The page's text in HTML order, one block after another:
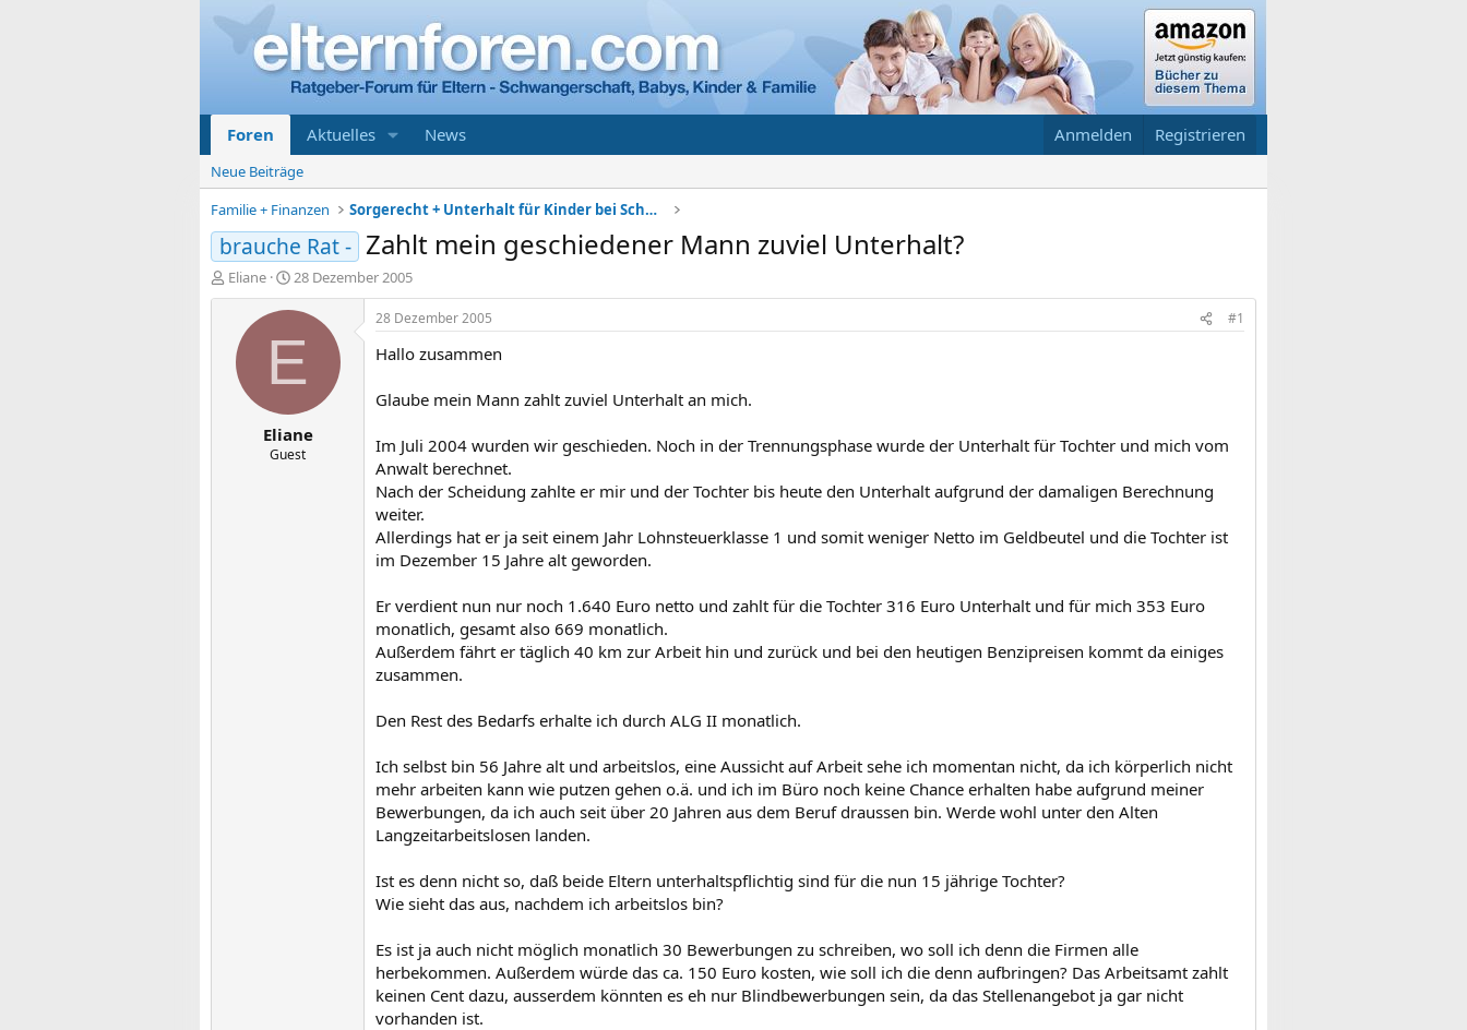
Foren Aktuelles News Anmelden Registrieren
Neue Beiträge
Familie + Finanzen
Sorgerecht + Unterhalt für Kinder bei Scheidung
brauche Rat - Zahlt mein geschiedener Mann zuviel Unterhalt?
E
r
Eliane
E
r
s
e
l
t
a
m
28 Dezember 2005
E
Eliane
Guest
28 Dezember 2005 #1
Hallo zusammen
Glaube mein Mann zahlt zuviel Unterhalt an mich.
Im Juli 2004 wurden wir geschieden. Noch in der Trennungsphase wurde der Unterhalt für Tochter und mich vom
Anwalt berechnet.
Nach der Scheidung zahlte er mir und der Tochter bis heute den Unterhalt aufgrund der damaligen Berechnung
weiter.
Allerdings hat er ja seit einem Jahr Lohnsteuerklasse 1 und somit weniger Netto im Geldbeutel und die Tochter ist
im Dezember 15 Jahre alt geworden.
Er verdient nun nur noch 1.640 Euro netto und zahlt für die Tochter 316 Euro Unterhalt und für mich 353 Euro
monatlich, gesamt also 669 monatlich.
Außerdem fährt er täglich 40 km zur Arbeit hin und zurück und bei den heutigen Benzipreisen kommt da einiges
zusammen.
Den Rest des Bedarfs erhalte ich durch ALG II monatlich.
Ich selbst bin 56 Jahre alt und arbeitslos, eine Aussicht auf Arbeit sehe ich momentan nicht, da ich körperlich nicht
mehr arbeiten kann wie putzen gehen o.ä. und ich im Büro noch keine Chance erhalten habe aufgrund meiner
Bewerbungen, da ich auch seit über 20 Jahren aus dem Beruf draussen bin. Werde wohl unter den Alten
Langzeitarbeitslosen landen.
Ist es denn nicht so, daß beide Eltern unterhaltspflichtig sind für die nun 15 jährige Tochter?
Wie sieht das aus, nachdem ich arbeitslos bin?
Es ist ja auch nicht möglich monatlich 30 Bewerbungen zu schreiben, wo soll ich denn die Firmen alle
herbekommen. Außerdem würde das ca. 150 Euro kosten, wie soll ich die denn aufbringen? Das Arbeitsamt zahlt
keinen Cent dazu, ausserdem könnten es eh nur Blindbewerbungen sein, da das Stellenangebot ja gar nicht
vorhanden ist.